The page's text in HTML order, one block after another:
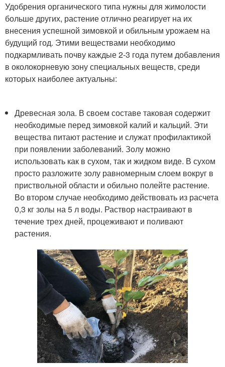
Удобрения органического типа нужны для жимолости
больше других, растение отлично реагирует на их
внесения успешной зимовкой и обильным урожаем на
будущий год. Этими веществами необходимо
подкармливать почву каждые 2-3 года путем добавления
в околокорневую зону специальных веществ, среди
которых наиболее актуальны:
Древесная зола. В своем составе таковая содержит
необходимые перед зимовкой калий и кальций. Эти
вещества питают растение и служат профилактикой
при появлении заболеваний. Золу можно
использовать как в сухом, так и жидком виде. В сухом
просто разложите золу равномерным слоем вокруг в
приствольной области и обильно полейте растение.
Во втором случае необходимо действовать из расчета
0,3 кг золы на 5 л воды. Раствор настраивают в
течение трех дней, процеживают и поливают
растения.